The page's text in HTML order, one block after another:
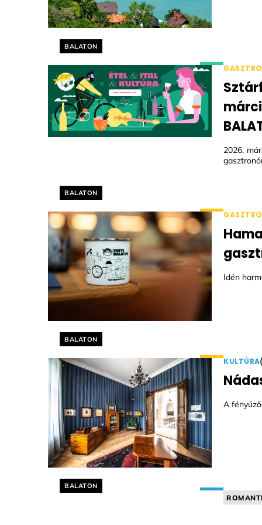
Helyszín címkék:
BALATON
Helyszín címkék:
BALATON
2026.
Helyszín címkék:
BALATON
Idén
Helyszín címkék:
BALATON
KULTÚRA
A